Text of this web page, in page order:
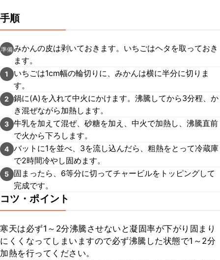
手順
準備みかんの皮は剥いておきます。いちごはヘタを取っておき
ます。
1
いちごは1cm幅の輪切りに、みかんは横に半分に切りま
す。
2
鍋に(A)を入れて中火にかけます。沸騰してから3分程、か
き混ぜながら加熱します。
3 牛乳を加えて混ぜ、砂糖を加え、中火で加熱し、沸騰直前
で火から下ろします。
4 バットに1を並べ、3を流し込んだら、粗熱をとって冷蔵庫
で2時間冷やし固めます。
5
固まったら、6等分に切ってチャービルをトッピングして
完成です。
コツ・ポイント
寒天は必ず1～2分沸騰させないと凝固率が下がり固まり
にくくなってしまいますので必ず沸騰した状態で1～2分
加熱を行ってください。